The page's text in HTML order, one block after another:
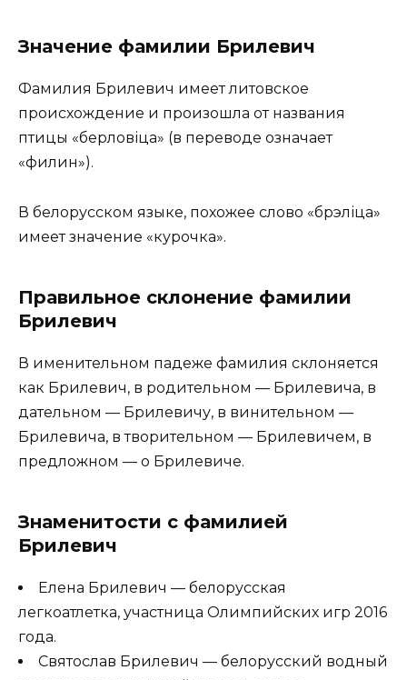
Значение фамилии Брилевич
Фамилия Брилевич имеет литовское
происхождение и произошла от названия
птицы «берловіца» (в переводе означает
«филин»).
В белорусском языке, похожее слово «брэліца»
имеет значение «курочка».
Правильное склонение фамилии
Брилевич
В именительном падеже фамилия склоняется
как Брилевич, в родительном — Брилевича, в
дательном — Брилевичу, в винительном —
Брилевича, в творительном — Брилевичем, в
предложном — о Брилевиче.
Знаменитости с фамилией
Брилевич
Елена Брилевич — белорусская
легкоатлетка, участница Олимпийских игр 2016
года.
Святослав Брилевич — белорусский водный